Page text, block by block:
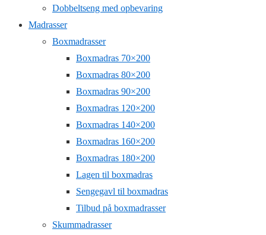
Dobbeltseng med opbevaring
Madrasser
Boxmadrasser
Boxmadras 70×200
Boxmadras 80×200
Boxmadras 90×200
Boxmadras 120×200
Boxmadras 140×200
Boxmadras 160×200
Boxmadras 180×200
Lagen til boxmadras
Sengegavl til boxmadras
Tilbud på boxmadrasser
Skummadrasser